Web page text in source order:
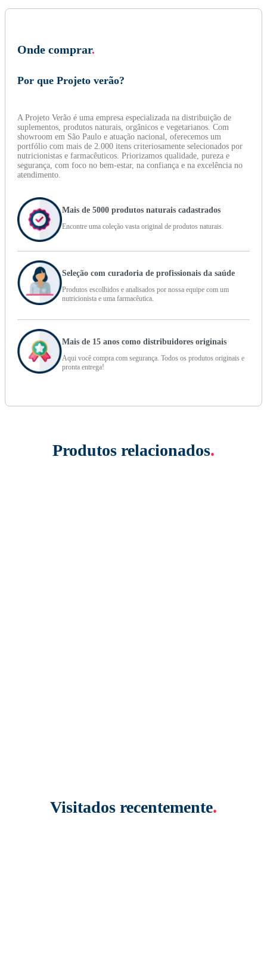
Onde comprar.
Por que Projeto verão?
A Projeto Verão é uma empresa especializada na distribuição de
suplementos, produtos naturais, orgânicos e vegetarianos. Com
showroom em São Paulo e atuação nacional, oferecemos um
portfólio com mais de 2.000 itens criteriosamente selecionados por
nutricionistas e farmacêuticos. Priorizamos qualidade, pureza e
segurança, com foco no bem-estar, na confiança e na excelência no
atendimento.
Mais de 5000 produtos naturais cadastrados
Encontre uma coleção vasta original de produtos naturais.
Seleção com curadoria de profissionais da saúde
Produtos escolhidos e analisados por nossa equipe com um
nutricionista e uma farmacêutica.
Mais de 15 anos como distribuidores originais
Aqui você compra com segurança. Todos os produtos originais e
pronta entrega!
Produtos relacionados.
Visitados recentemente.